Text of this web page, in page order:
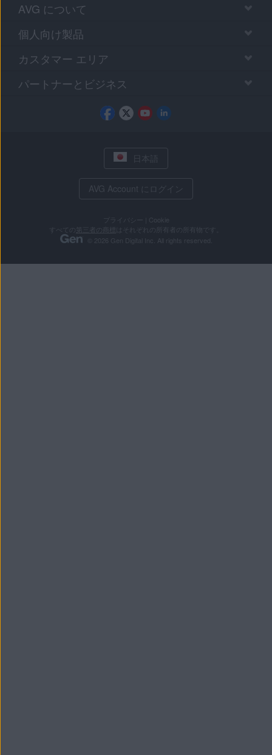
AVG について
個人向け製品
カスタマー エリア
パートナーとビジネス
日本語
AVG Account にログイン
プライバシー
Cookie
第三者の商標
はそれぞれの所有者の所有物です。
© 2026 Gen Digital Inc. All rights reserved.